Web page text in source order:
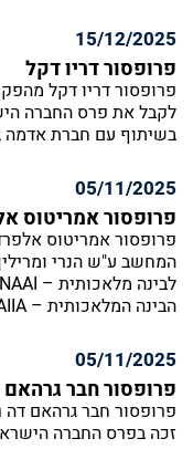
15/12/2025
פרופסור דריו דקל
פרופסור דריו דקל
לקבל את פרס החברה
בשיתוף עם חברת אדמה
05/11/2025
פרופסור אמריטוס
פרופסור אמריטוס
המחשב ע"ש הנרי
הבינה המלאכותית – AIIA.
05/11/2025
פרופסור חבר גרהאם
פרופסור חבר גרהאם
זכה בפרס החברה